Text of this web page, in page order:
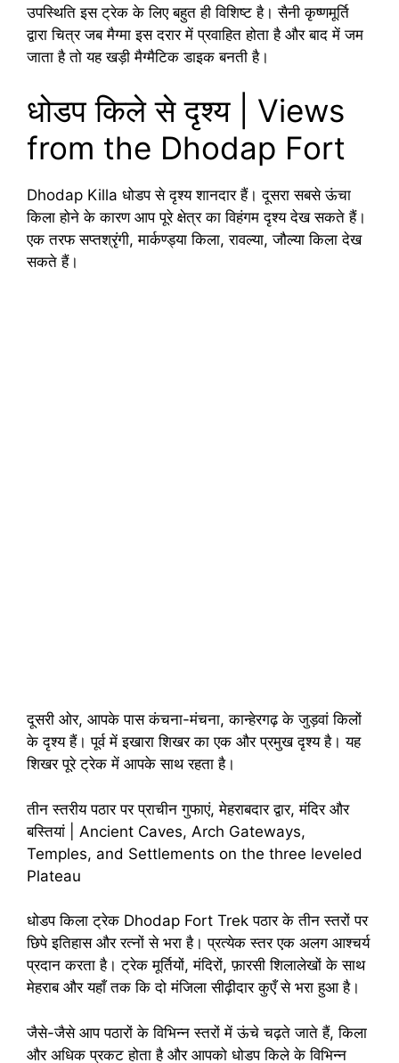
उपस्थिति इस ट्रेक के लिए बहुत ही विशिष्ट है। सैनी कृष्णमूर्ति
द्वारा चित्र जब मैग्मा इस दरार में प्रवाहित होता है और बाद में जम
जाता है तो यह खड़ी मैग्मैटिक डाइक बनती है।
धोडप किले से दृश्य | Views
from the Dhodap Fort
Dhodap Killa धोडप से दृश्य शानदार हैं। दूसरा सबसे ऊंचा
किला होने के कारण आप पूरे क्षेत्र का विहंगम दृश्य देख सकते हैं।
एक तरफ सप्तश्रृंगी, मार्कण्ड्या किला, रावल्या, जौल्या किला देख
सकते हैं।
दूसरी ओर, आपके पास कंचना-मंचना, कान्हेरगढ़ के जुड़वां किलों
के दृश्य हैं। पूर्व में इखारा शिखर का एक और प्रमुख दृश्य है। यह
शिखर पूरे ट्रेक में आपके साथ रहता है।
तीन स्तरीय पठार पर प्राचीन गुफाएं, मेहराबदार द्वार, मंदिर और
बस्तियां | Ancient Caves, Arch Gateways,
Temples, and Settlements on the three leveled
Plateau
धोडप किला ट्रेक Dhodap Fort Trek पठार के तीन स्तरों पर
छिपे इतिहास और रत्नों से भरा है। प्रत्येक स्तर एक अलग आश्चर्य
प्रदान करता है। ट्रेक मूर्तियों, मंदिरों, फ़ारसी शिलालेखों के साथ
मेहराब और यहाँ तक कि दो मंजिला सीढ़ीदार कुएँ से भरा हुआ है।
जैसे-जैसे आप पठारों के विभिन्न स्तरों में ऊंचे चढ़ते जाते हैं, किला
और अधिक प्रकट होता है और आपको धोडप किले के विभिन्न